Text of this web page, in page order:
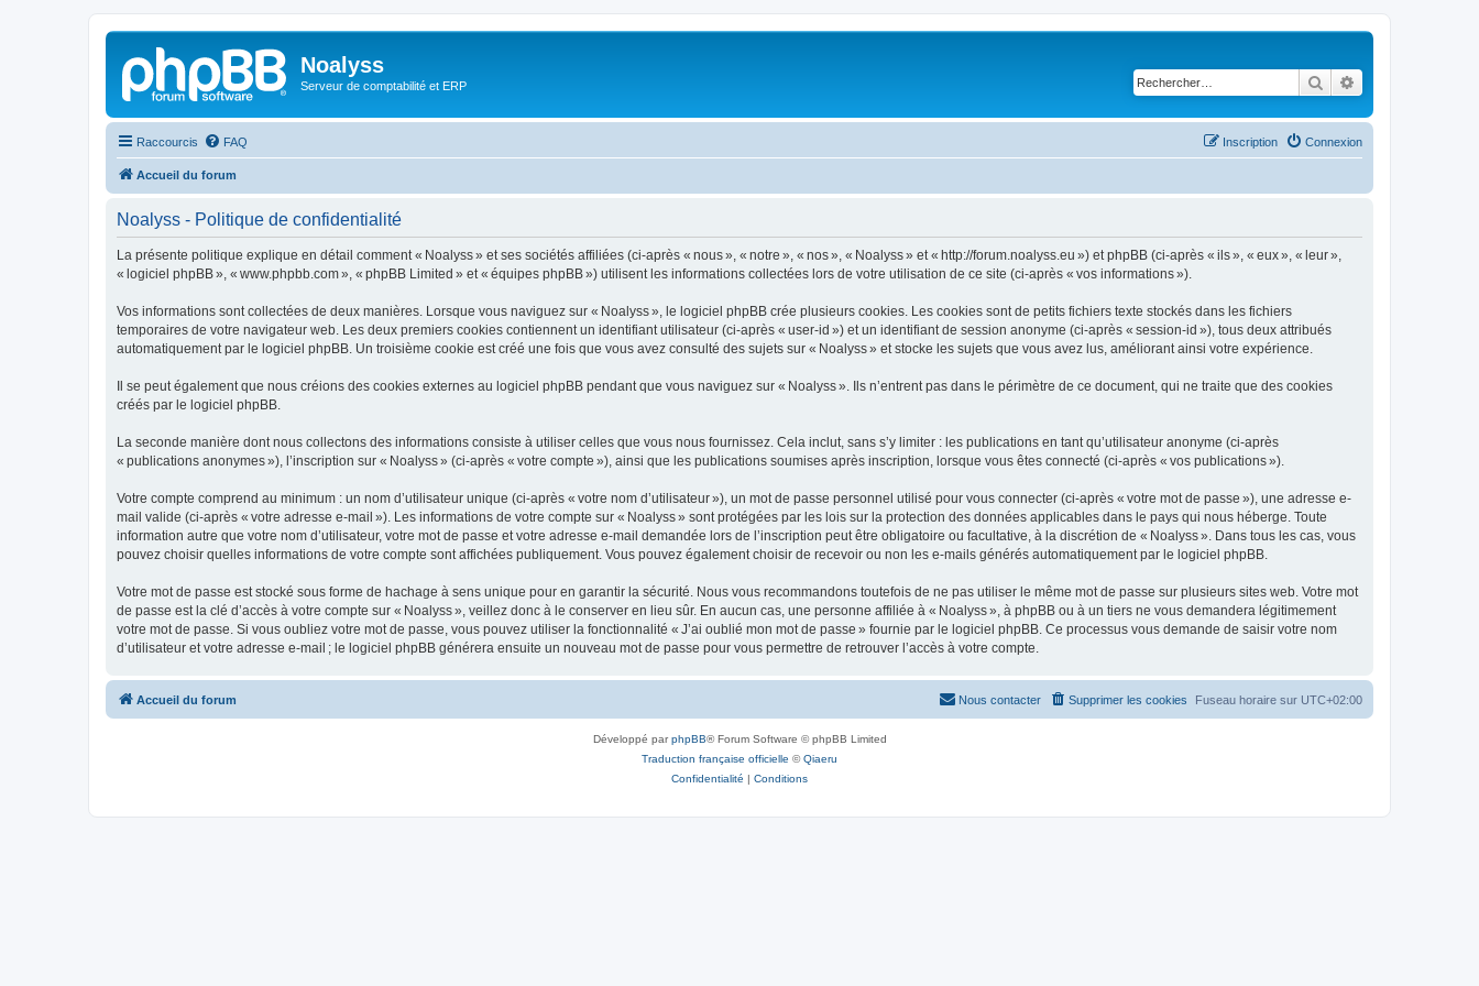
Noalyss
Serveur de comptabilité et ERP Rechercher
Raccourcis FAQ Connexion
Inscription
Accueil du forum
Noalyss - Politique de confidentialité
La présente politique explique en détail comment « Noalyss » et ses sociétés affiliées (ci-après « nous », « notre », « nos », « Noalyss » et « http://forum.noalyss.eu ») et phpBB (ci-après « ils », « eux », « leur »,
« logiciel phpBB », « www.phpbb.com », « phpBB Limited » et « équipes phpBB ») utilisent les informations collectées lors de votre utilisation de ce site (ci-après « vos informations »).
Vos informations sont collectées de deux manières. Lorsque vous naviguez sur « Noalyss », le logiciel phpBB crée plusieurs cookies. Les cookies sont de petits fichiers texte stockés dans les fichiers
temporaires de votre navigateur web. Les deux premiers cookies contiennent un identifiant utilisateur (ci-après « user-id ») et un identifiant de session anonyme (ci-après « session-id »), tous deux attribués
automatiquement par le logiciel phpBB. Un troisième cookie est créé une fois que vous avez consulté des sujets sur « Noalyss » et stocke les sujets que vous avez lus, améliorant ainsi votre expérience.
Il se peut également que nous créions des cookies externes au logiciel phpBB pendant que vous naviguez sur « Noalyss ». Ils n’entrent pas dans le périmètre de ce document, qui ne traite que des cookies
créés par le logiciel phpBB.
La seconde manière dont nous collectons des informations consiste à utiliser celles que vous nous fournissez. Cela inclut, sans s’y limiter : les publications en tant qu’utilisateur anonyme (ci-après
« publications anonymes »), l’inscription sur « Noalyss » (ci-après « votre compte »), ainsi que les publications soumises après inscription, lorsque vous êtes connecté (ci-après « vos publications »).
Votre compte comprend au minimum : un nom d’utilisateur unique (ci-après « votre nom d’utilisateur »), un mot de passe personnel utilisé pour vous connecter (ci-après « votre mot de passe »), une adresse e-
mail valide (ci-après « votre adresse e-mail »). Les informations de votre compte sur « Noalyss » sont protégées par les lois sur la protection des données applicables dans le pays qui nous héberge. Toute
information autre que votre nom d’utilisateur, votre mot de passe et votre adresse e-mail demandée lors de l’inscription peut être obligatoire ou facultative, à la discrétion de « Noalyss ». Dans tous les cas, vous
pouvez choisir quelles informations de votre compte sont affichées publiquement. Vous pouvez également choisir de recevoir ou non les e-mails générés automatiquement par le logiciel phpBB.
Votre mot de passe est stocké sous forme de hachage à sens unique pour en garantir la sécurité. Nous vous recommandons toutefois de ne pas utiliser le même mot de passe sur plusieurs sites web. Votre mot
de passe est la clé d’accès à votre compte sur « Noalyss », veillez donc à le conserver en lieu sûr. En aucun cas, une personne affiliée à « Noalyss », à phpBB ou à un tiers ne vous demandera légitimement
votre mot de passe. Si vous oubliez votre mot de passe, vous pouvez utiliser la fonctionnalité « J’ai oublié mon mot de passe » fournie par le logiciel phpBB. Ce processus vous demande de saisir votre nom
d’utilisateur et votre adresse e-mail ; le logiciel phpBB générera ensuite un nouveau mot de passe pour vous permettre de retrouver l’accès à votre compte.
Accueil du forum Fuseau horaire sur UTC+02:00
Supprimer les cookies
Nous contacter
Développé parphpBB® Forum Software © phpBB Limited
Traduction française officielle ©Qiaeru
Confidentialité | Conditions